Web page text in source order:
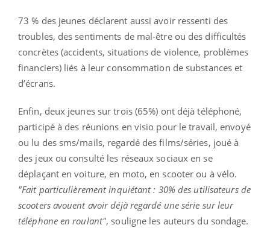
73 % des jeunes déclarent aussi avoir ressenti des
troubles, des sentiments de mal-être ou des difficultés
concrètes (accidents, situations de violence, problèmes
financiers) liés à leur consommation de substances et
d’écrans.
Enfin, deux jeunes sur trois (65%) ont déjà téléphoné,
participé à des réunions en visio pour le travail, envoyé
ou lu des sms/mails, regardé des films/séries, joué à
des jeux ou consulté les réseaux sociaux en se
déplaçant en voiture, en moto, en scooter ou à vélo.
"Fait particulièrement inquiétant : 30% des utilisateurs de
scooters avouent avoir déjà regardé une série sur leur
téléphone en roulant", souligne les auteurs du sondage.